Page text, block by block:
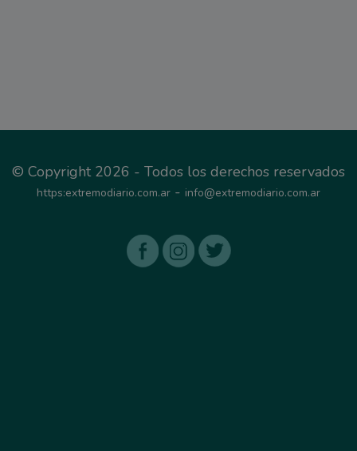
© Copyright 2026 - Todos los derechos reservados
https:extremodiario.com.ar - info@extremodiario.com.ar